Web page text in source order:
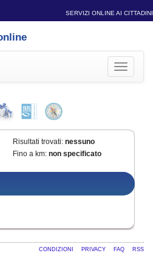
SERVIZI ONLINE AI CITTADINI
Toggle
Risultati trovati: nessuno
Fino a km: non specificato
CONDIZIONI PRIVACY FAQ RSS